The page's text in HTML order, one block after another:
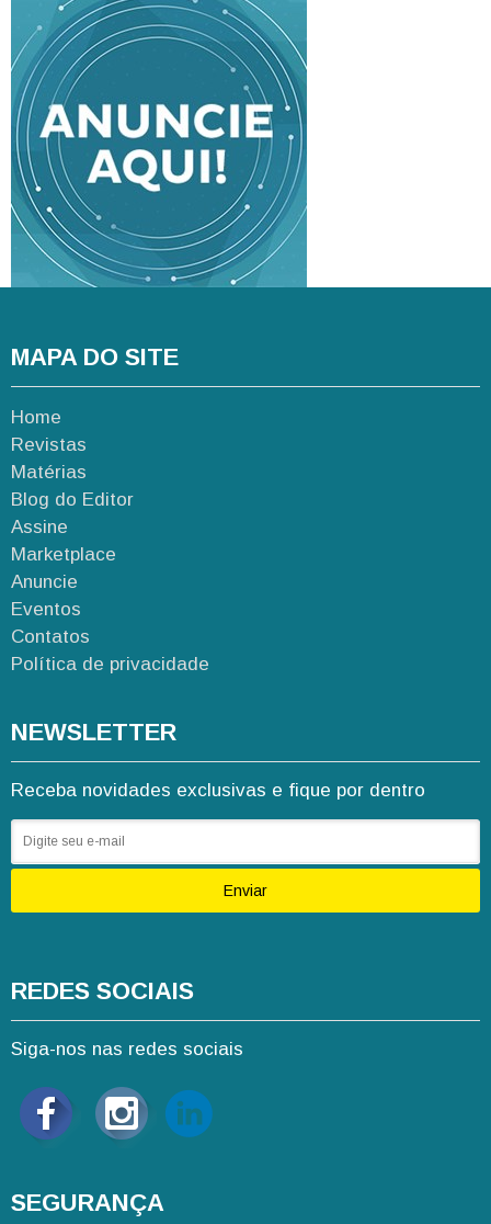
MAPA DO SITE
Home
Revistas
Matérias
Blog do Editor
Assine
Marketplace
Anuncie
Eventos
Contatos
Política de privacidade
NEWSLETTER
Receba novidades exclusivas e fique por dentro
Enviar
REDES SOCIAIS
Siga-nos nas redes sociais
SEGURANÇA